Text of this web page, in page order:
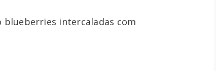
blueberries intercaladas com